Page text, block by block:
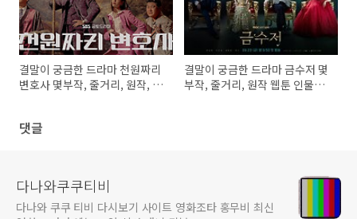
결말이 궁금한 드라마 천원짜리
변호사 몇부작, 줄거리, 원작, 인
결말이 궁금한 드라마 금수저 몇
부작, 줄거리, 원작 웹툰 인물관
댓글
다나와쿠쿠티비
다나와 쿠쿠 티비 다시보기 사이트 영화조타 홍무비 최신